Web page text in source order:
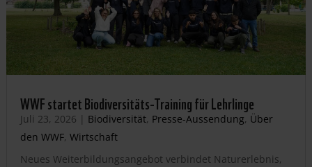
WWF startet Biodiversitäts-Training für Lehrlinge
Juli 23, 2026 | Biodiversität, Presse-Aussendung, Über
den WWF, Wirtschaft
Neues Weiterbildungsangebot verbindet Naturerlebnis,